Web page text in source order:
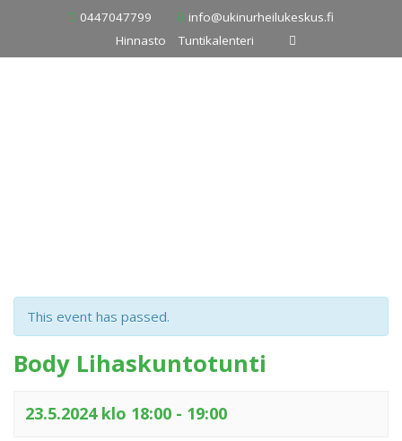
content
0447047799
info@ukinurheilukeskus.fi
Hinnasto
Tuntikalenteri
This event has passed.
Body Lihaskuntotunti
23.5.2024 klo 18:00 - 19:00